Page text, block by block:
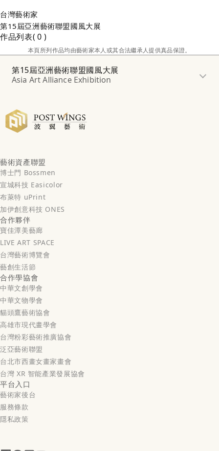
台灣藝術家
第15屆亞洲藝術聯盟國風大展
作品列表 0
本頁所列作品均由藝術家本人或其合法繼承人提供真品保證。
第15屆亞洲藝術聯盟國風大展
Asia Art Alliance Exhibition
藝術資產聯盟
博士門 Bossmen
宣城科技 Easicolor
布萊特 uPrint
加伊創意科技 ONES
合作夥伴
寶佳潭美藝廊
LIVE ART SPACE
台灣藝術博覽會
藝創生活節
合作學協會
中華文創學會
中華文物學會
貓頭鷹藝術協會
高雄市現代畫學會
台灣粉彩藝術推廣協會
泛亞藝術聯盟
台北市西畫女畫家畫會
台灣 XR 智能產業發展協會
平台入口
藝術家後台
服務條款
隱私政策